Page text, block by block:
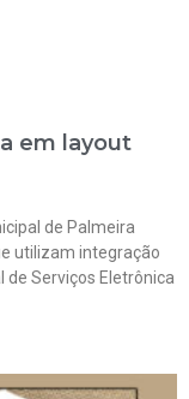
em layout
de Palmeira
utilizam integração
de Serviços Eletrônica